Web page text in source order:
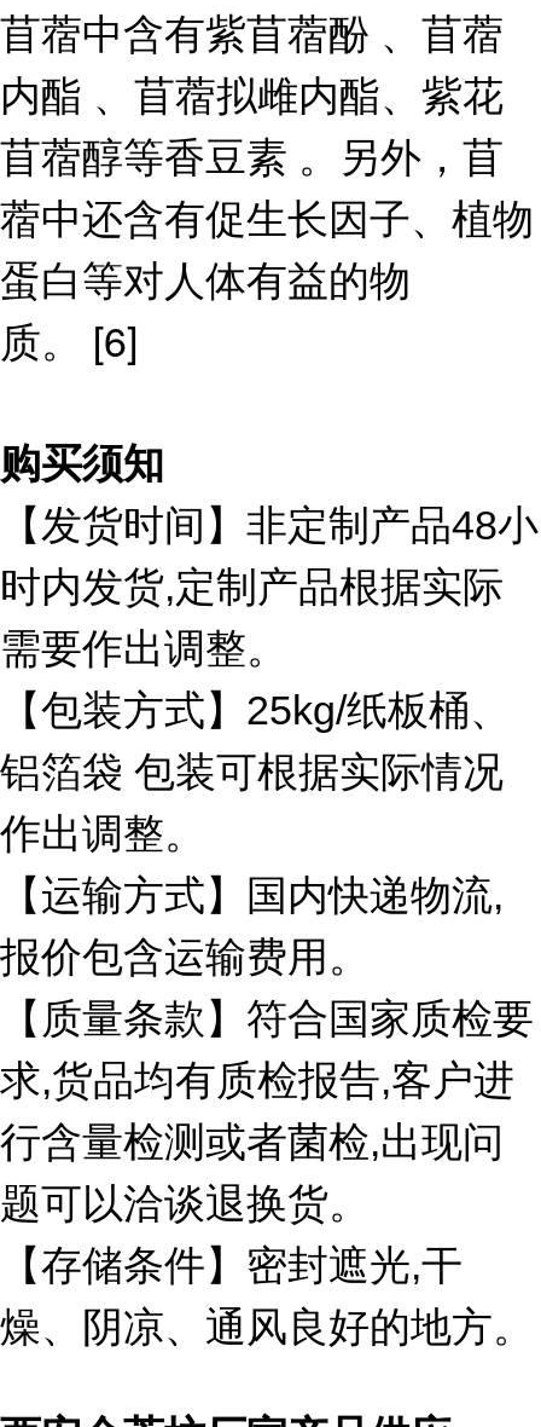
苜蓿中含有紫苜蓿酚 、苜蓿
内酯 、苜蓿拟雌内酯、紫花
苜蓿醇等香豆素 。另外，苜
蓿中还含有促生长因子、植物
蛋白等对人体有益的物
质。 [6]
购买须知
【发货时间】非定制产品48小
时内发货,定制产品根据实际
需要作出调整。
【包装方式】25kg/纸板桶、
铝箔袋 包装可根据实际情况
作出调整。
【运输方式】国内快递物流,
报价包含运输费用。
【质量条款】符合国家质检要
求,货品均有质检报告,客户进
行含量检测或者菌检,出现问
题可以洽谈退换货。
【存储条件】密封遮光,干
燥、阴凉、通风良好的地方。